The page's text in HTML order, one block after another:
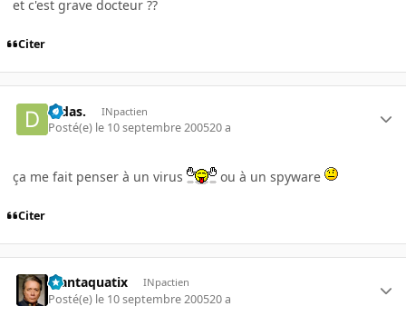
et c'est grave docteur ??
Citer
Didas. INpactien
Posté(e) le 10 septembre 200520 a
ça me fait penser à un virus ou à un spyware
Citer
Plantaquatix INpactien
Posté(e) le 10 septembre 200520 a